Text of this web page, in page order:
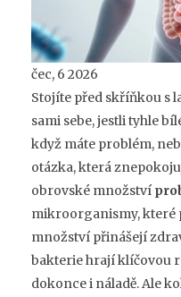
čec, 6 2026
Stojíte před skříňkou s
sami sebe, jestli tyhle
když máte problém,
otázka, která
obrovské množství
mikroorganismy, které
množství přinášejí
bakterie hrají klíčovou
dokonce i náladě. Ale